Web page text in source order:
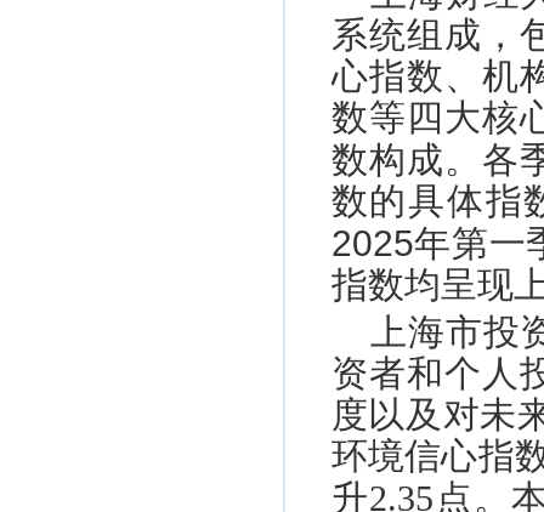
系统组成，
心指数、机
数等四大核
数构成。各
数的具体指
2025年第一
指数均呈现
上海市
资者和个人
度以及对未
环境信心指
升2.35 点。